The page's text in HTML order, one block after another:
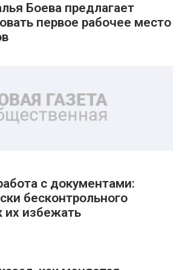
Боева предлагает
первое рабочее место
с документами:
бесконтрольного
их избежать